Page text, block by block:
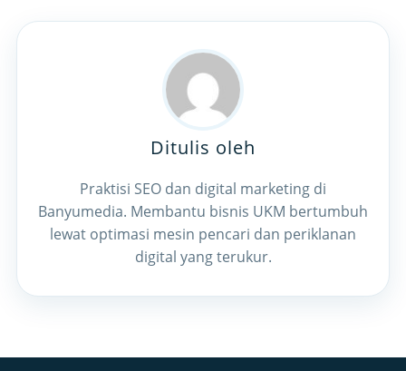
Ditulis oleh
Praktisi SEO dan digital marketing di
Banyumedia. Membantu bisnis UKM bertumbuh
lewat optimasi mesin pencari dan periklanan
digital yang terukur.